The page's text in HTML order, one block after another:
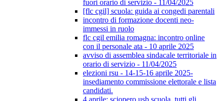
fuori orario di servizio - 11/04/2025
[flc cgil] scuola: guida ai congedi parentali
incontro di formazione docenti neo-
immessi in ruolo
flc cgil emilia romagna: incontro online
con il personale ata - 10 aprile 2025
avviso di assemblea sindacale territoriale in
orario di servizio - 11/04/2025
elezioni rsu - 14-15-16 aprile 2025-
insediamento commissione elettorale e lista
candidati.